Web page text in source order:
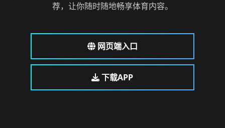
荐，让你随时随地畅享体育内容。
网页端入口
下载APP